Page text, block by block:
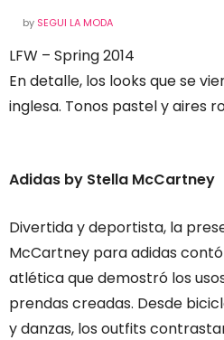
by SEGUI LA MODA
LFW – Spring 2014
En detalle, los looks que se
inglesa. Tonos pastel y aires
Adidas by Stella McCartney
Divertida y deportista, la
McCartney para adidas
atlética que demostró los
prendas creadas. Desde
y danzas, los outfits